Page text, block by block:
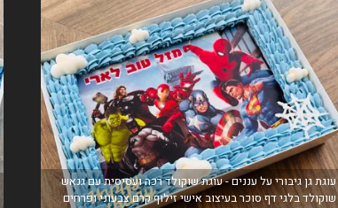
עוגת גן גיבורי על עננים - עוגת שוקולד רכה ועסיסית עם גנאש
שוקולד בלגי דף סוכר בעיצוב אישי זילוף קרם צבעוני ופרחים